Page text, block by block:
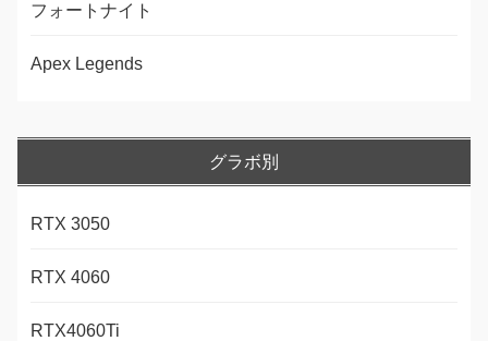
フォートナイト
Apex Legends
グラボ別
RTX 3050
RTX 4060
RTX4060Ti